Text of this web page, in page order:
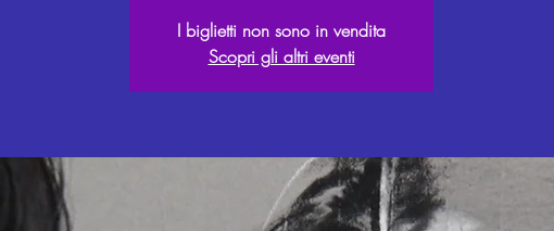
I biglietti non sono in vendita
Scopri gli altri eventi